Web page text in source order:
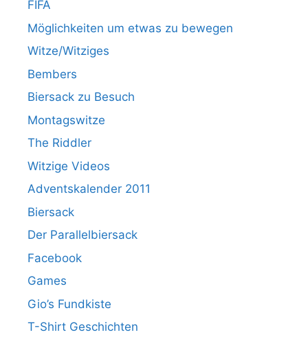
FIFA
Möglichkeiten um etwas zu bewegen
Witze/Witziges
Bembers
Biersack zu Besuch
Montagswitze
The Riddler
Witzige Videos
Adventskalender 2011
Biersack
Der Parallelbiersack
Facebook
Games
Gio’s Fundkiste
T-Shirt Geschichten